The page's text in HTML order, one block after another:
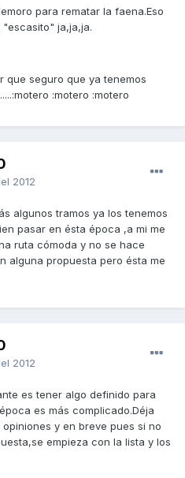
para rematar la faena.Eso
ja,ja,ja.
que seguro que ya tenemos
:motero :motero
2012
algunos tramos ya los tenemos
pasar en ésta época ,a mi me
ruta cómoda y no se hace
alguna propuesta pero ésta me
2012
es tener algo definido para
es más complicado.Déja
y en breve pues si no
empieza con la lista y los